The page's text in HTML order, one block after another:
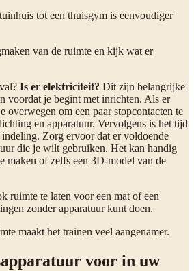
tot een thuisgym is eenvoudiger
van de ruimte en kijk wat er
Is er elektriciteit? Dit zijn belangrijke
voordat je begint met inrichten. Als er
overwegen om een paar stopcontacten te
en apparatuur. Vervolgens is het tijd
Zorg ervoor dat er voldoende
die je wilt gebruiken. Het kan handig
maken of zelfs een 3D-model van de
ruimte te laten voor een mat of een
zonder apparatuur kunt doen.
maakt het trainen veel aangenamer.
voor in uw